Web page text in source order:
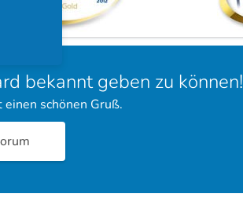
bekannt geben zu können!
schönen Gruß.